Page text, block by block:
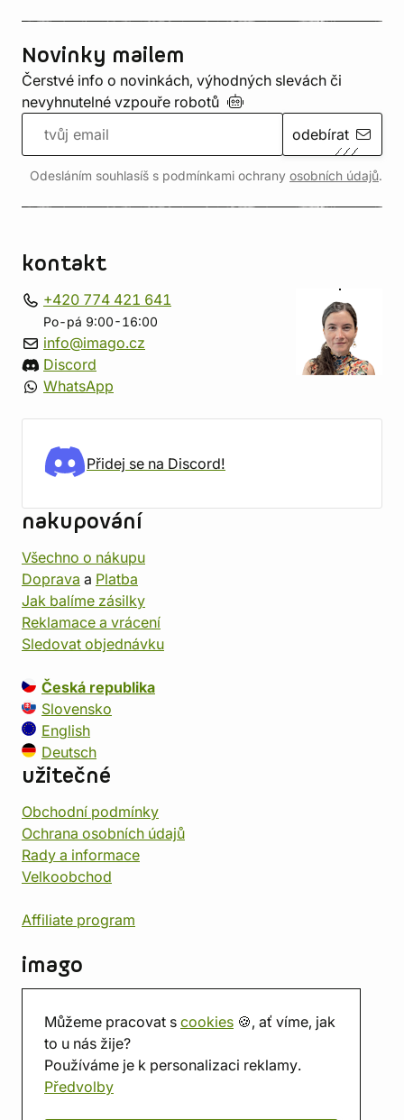
Můžeme pracovat s cookies 🍪, ať víme, jak
to u nás žije?
Používáme je k personalizaci reklamy.
Předvolby
Novinky mailem
Čerstvé info o novinkách, výhodných slevách či
nevyhnutelné vzpouře robotů
odebírat
Odesláním souhlasíš s podmínkami ochrany osobních údajů.
kontakt
+420 774 421 641
Po-pá 9:00-16:00
info@imago.cz
Discord
WhatsApp
Přidej se na Discord!
nakupování
Všechno o nákupu
Doprava a Platba
Jak balíme zásilky
Reklamace a vrácení
Sledovat objednávku
Česká republika
Slovensko
English
Deutsch
užitečné
Obchodní podmínky
Ochrana osobních údajů
Rady a informace
Velkoobchod
Affiliate program
imago
Prodejna
Herna
O nás
Hodnocení obchodu